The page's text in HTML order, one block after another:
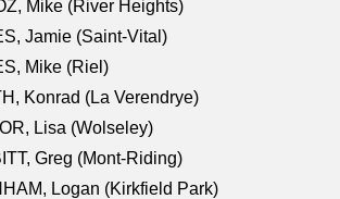
Mike (River Heights)
Jamie (Saint-Vital)
Mike (Riel)
Konrad (La Verendrye)
Lisa (Wolseley)
Greg (Mont-Riding)
Logan (Kirkfield Park)